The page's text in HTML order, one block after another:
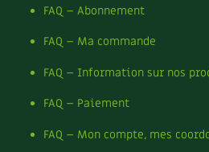
FAQ – Abonnement
FAQ – Ma commande
FAQ – Information sur nos
FAQ – Paiement
FAQ – Mon compte, mes